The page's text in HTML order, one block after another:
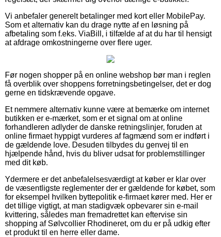
Vi anbefaler generelt betalinger med kort eller MobilePay.
Som et alternativ kan du drage nytte af en løsning på
afbetaling som f.eks. ViaBill, i tilfælde af at du har til hensigt
at afdrage omkostningerne over flere uger.
Før nogen shopper på en online webshop bør man i reglen
få overblik over shoppens forretningsbetingelser, det er dog
gerne en tidskrævende opgave.
Et nemmere alternativ kunne være at bemærke om internet
butikken er e-mærket, som er et signal om at online
forhandleren adlyder de danske retningslinjer, foruden at
online firmaet hyppigt vurderes af fagmænd som er indført i
de gældende love. Desuden tilbydes du genvej til en
hjælpende hånd, hvis du bliver udsat for problemstillinger
med dit køb.
Ydermere er det anbefalelsesværdigt at køber er klar over
de væsentligste reglementer der er gældende for købet, som
for eksempel hvilken byttepolitik e-firmaet kører med. Her er
det tillige vigtigt, at man stadigvæk opbevarer sin e-mail
kvittering, således man fremadrettet kan eftervise sin
shopping af Sølvcollier Rhodineret, om du er på udkig efter
et produkt til en herre eller dame.